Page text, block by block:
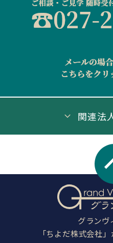
関連法
グランヴ
「ちよだ株式会社